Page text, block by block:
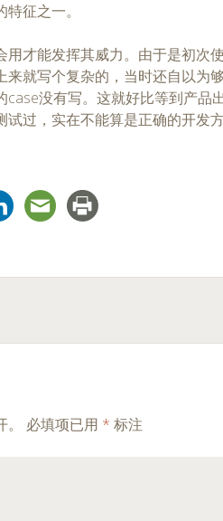
征之一。
用才能发挥其威力。由于是初次
来就写个复杂的，当时还自以为
没有写。这就好比等到产品
过，实在不能算是正确的开发
必填项已用 * 标注